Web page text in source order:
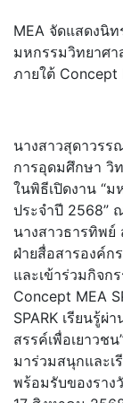
MEA จัดแสดงนิ
มหกรรมวิทยาศา
ภายใต้ Concept
นางสาวสุดาวรร
การอุดมศึกษา วิ
ในพิธีเปิดงาน “
ประจำปี 2568”
นางสาวธารทิพย์
ฝ่ายสื่อสารองค์ก
และเข้าร่วมกิจก
Concept MEA
SPARK เรียนรู้ผ่
สรรค์เพื่อเยาวช
มาร่วมสนุกและเ
พร้อมรับของราง